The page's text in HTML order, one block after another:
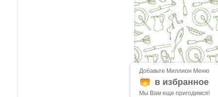
Добавьте Миллион Меню
в избранное
Мы Вам еще пригодимся!